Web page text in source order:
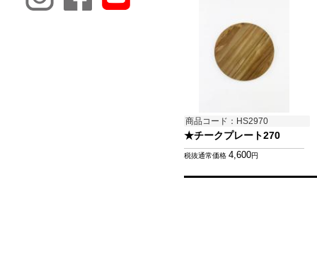
商品コード：HS2970
★チークプレート270
税抜通常価格 4,600円